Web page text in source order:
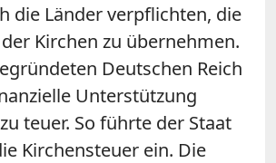
die Länder verpflichten, die
Kirchen zu übernehmen.
Deutschen Reich
Unterstützung
teuer. So führte der Staat
Kirchensteuer ein. Die